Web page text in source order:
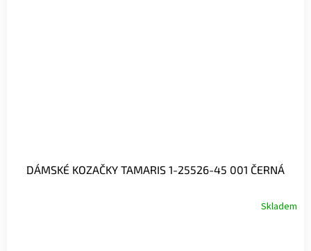
DÁMSKÉ KOZAČKY TAMARIS 1-25526-45 001 ČERNÁ
Skladem